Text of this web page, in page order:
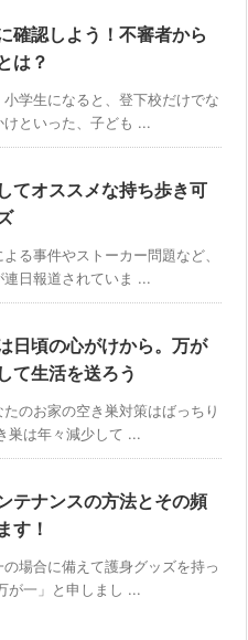
確認しよう！不審者から
は？
学生になると、登下校だけでな
けといった、子ども ...
てオススメな持ち歩き可
る事件やストーカー問題など、
日報道されていま ...
日頃の心がけから。万が
て生活を送ろう
のお家の空き巣対策はばっちり
巣は年々減少して ...
テナンスの方法とその頻
す！
場合に備えて護身グッズを持っ
が一」と申しまし ...